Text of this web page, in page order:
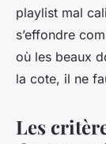
playlist mal
s’effondre
où les beaux
la cote, il ne
Les